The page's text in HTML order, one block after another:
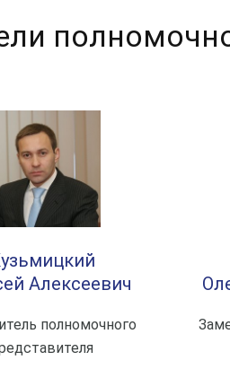
Алексеевич
полномочного